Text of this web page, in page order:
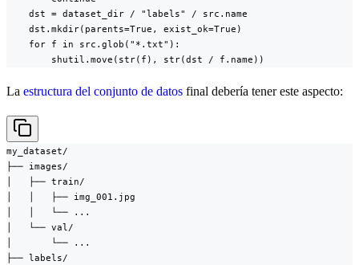
    dst = dataset_dir / "labels" / src.name
    dst.mkdir(parents=True, exist_ok=True)
    for f in src.glob("*.txt"):
        shutil.move(str(f), str(dst / f.name))
La estructura del conjunto de datos final debería tener este aspecto:
my_dataset/
├── images/
│   ├── train/
│   │   ├── img_001.jpg
│   │   └── ...
│   └── val/
│       └── ...
├── labels/